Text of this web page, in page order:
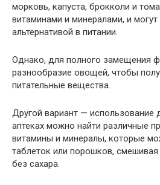
морковь, капуста, брокколи и
витаминами и минералами, и
альтернативой в питании.
Однако, для полного замещения
разнообразие овощей, чтобы
питательные вещества.
Другой вариант — использование
аптеках можно найти различные
витамины и минералы, которые
таблеток или порошков,
без сахара.